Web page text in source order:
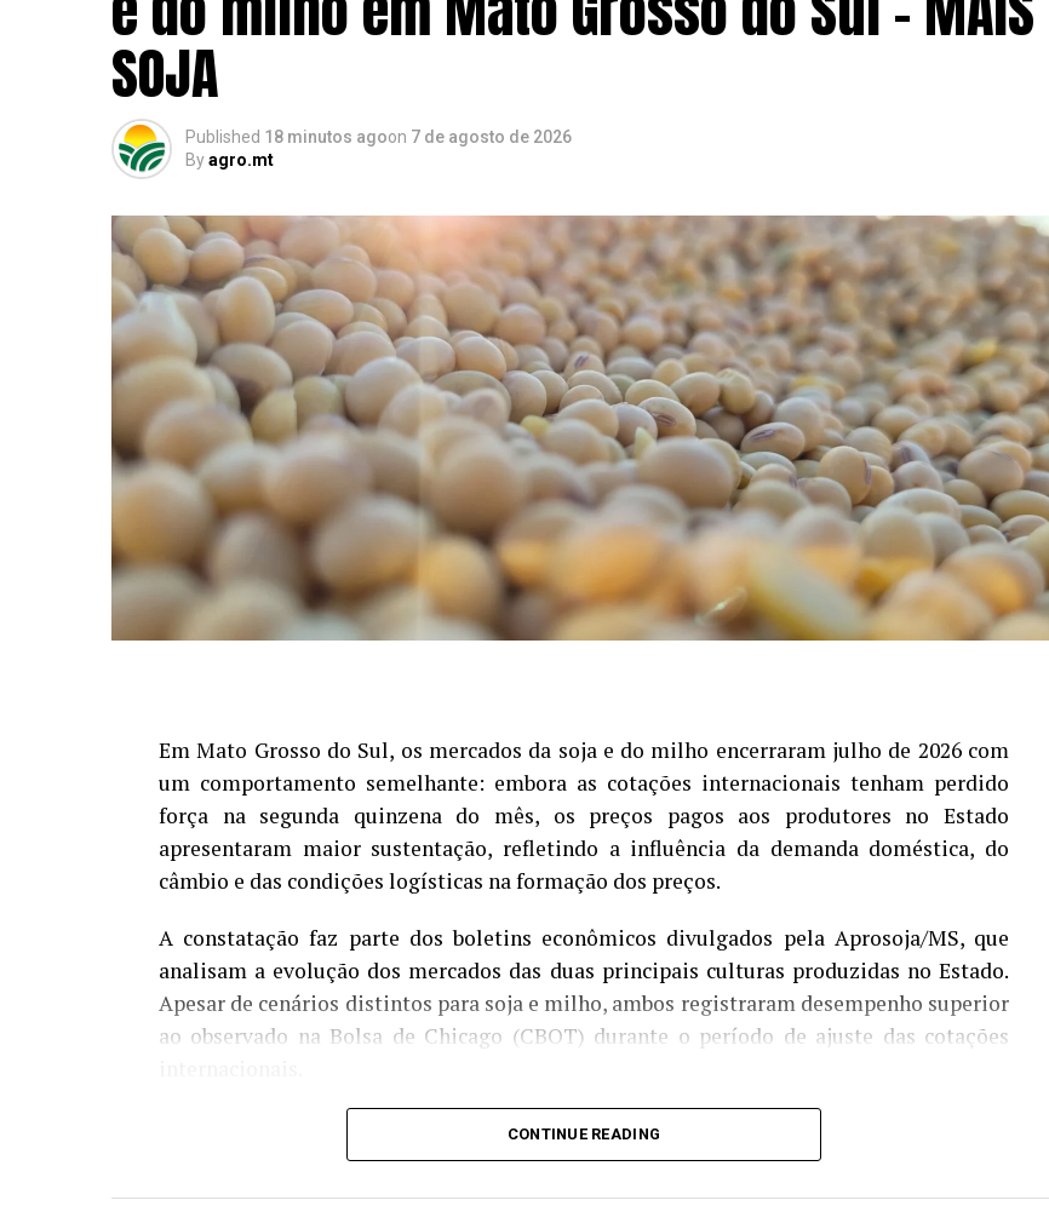
SOJA
Published 18 minutos agoon 7 de agosto de 2026
Byagro.mt
Em Mato Grosso do Sul, os mercados da soja e do milho encerraram julho de 2026 com
um comportamento semelhante: embora as cotações internacionais tenham perdido
força na segunda quinzena do mês, os preços pagos aos produtores no Estado
apresentaram maior sustentação, refletindo a influência da demanda doméstica, do
câmbio e das condições logísticas na formação dos preços.
A constatação faz parte dos boletins econômicos divulgados pela Aprosoja/MS, que
analisam a evolução dos mercados das duas principais culturas produzidas no Estado.
Apesar de cenários distintos para soja e milho, ambos registraram desempenho superior
ao observado na Bolsa de Chicago (CBOT) durante o período de ajuste das cotações
Na soja, o preço médio disponível alcançou R$ 119,90 por saca em julho, alta de 2,75%
em relação ao mesmo mês de 2025. O mercado foi favorecido pela retomada das
exportações após a entressafra e pela valorização das cotações internacionais ao longo
CONTINUE READING